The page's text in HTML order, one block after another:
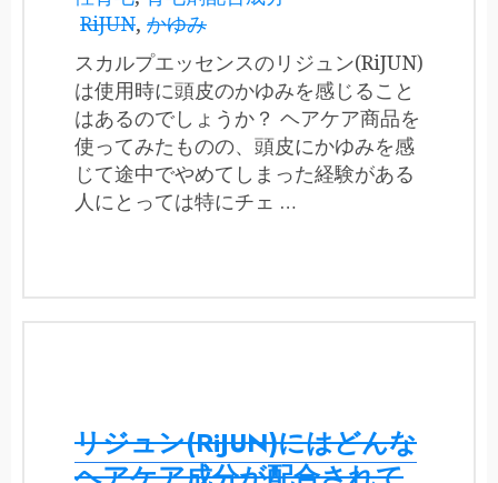
RiJUN, かゆみ
スカルプエッセンスのリジュン(RiJUN)
は使用時に頭皮のかゆみを感じること
はあるのでしょうか？ ヘアケア商品を
使ってみたものの、頭皮にかゆみを感
じて途中でやめてしまった経験がある
人にとっては特にチェ …
リジュン(RiJUN)にはどんな